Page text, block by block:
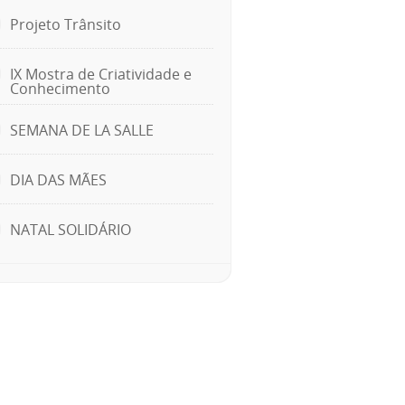
Projeto Trânsito
IX Mostra de Criatividade e
Conhecimento
SEMANA DE LA SALLE
DIA DAS MÃES
NATAL SOLIDÁRIO